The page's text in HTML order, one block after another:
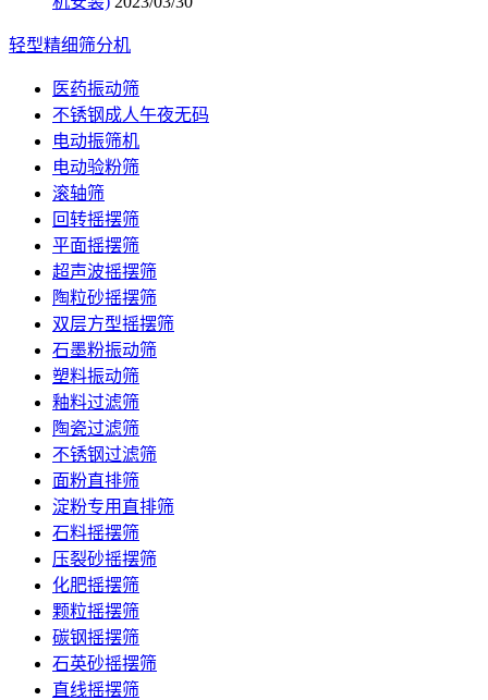
轻型精细筛分机
医药振动筛
不锈钢成人午夜无码
电动振筛机
电动验粉筛
滚轴筛
回转摇摆筛
平面摇摆筛
超声波摇摆筛
陶粒砂摇摆筛
双层方型摇摆筛
石墨粉振动筛
塑料振动筛
釉料过滤筛
陶瓷过滤筛
不锈钢过滤筛
面粉直排筛
淀粉专用直排筛
石料摇摆筛
压裂砂摇摆筛
化肥摇摆筛
颗粒摇摆筛
碳钢摇摆筛
石英砂摇摆筛
直线摇摆筛